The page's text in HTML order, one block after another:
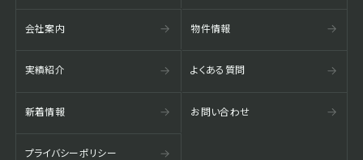
会社案内 物件情報
実績紹介 よくある質問
新着情報 お問い合わせ
プライバシーポリシー